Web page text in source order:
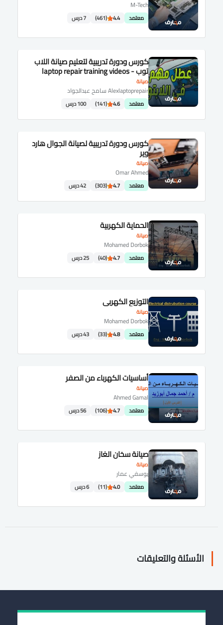
M-Tech
معتمد 4.4
(461) 7 درس
صيانة
كورس ودورة تدريبية لتعليم صيانة اللاب
توب - laptop repair training videos
Alexlaptoprepair سامح عبدالجواد
معتمد 4.6
(141) 100 درس
صيانة
كورس ودورة تدريبية لصيانة الجوال هارد
وير
Omar Ahmed
معتمد 4.7
(303) 42 درس
صيانة
الحماية الكهربية
Mohamed Dorbok
معتمد 4.7
(40) 25 درس
صيانة
التوزيع الكهربى
Mohamed Dorbok
معتمد 4.8
(33) 43 درس
صيانة
أساسيات الكهرباء من الصفر
Ahmed Gamal
معتمد 4.7
(106) 56 درس
صيانة
صيانة سخان الغاز
يوسفي عمار
معتمد 4.0
(11) 6 درس
الأسئلة والتعليقات